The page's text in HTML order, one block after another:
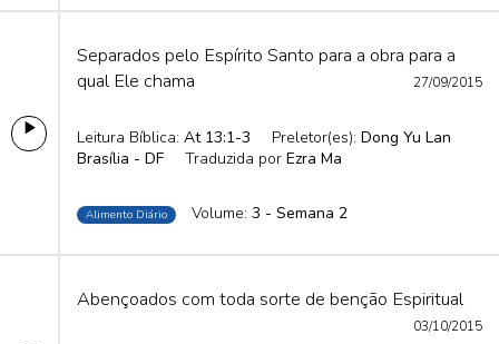
Separados pelo Espírito Santo para a obra para a
qual Ele chama
27/09/2015
Leitura Bíblica: At 13:1-3 Preletor(es): Dong Yu Lan
Brasília - DF
Traduzida por Ezra Ma
Alimento Diário Volume: 3 - Semana 2
Abençoados com toda sorte de benção Espiritual
03/10/2015